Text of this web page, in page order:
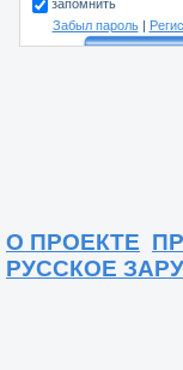
запомнить
Забыл пароль|
О ПРОЕКТЕ
РУССКОЕ